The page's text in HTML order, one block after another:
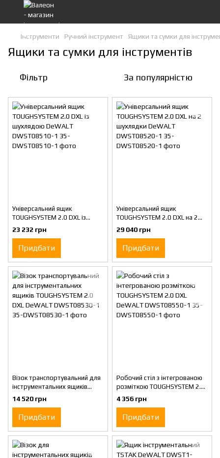
Інструменти Ручний інструмент Ящики та сумки для
Ящики та сумки для інструментів
Фільтр За популярністю
Універсальний ящик
TOUGHSYSTEM 2.0 DXL із
шухлядою DeWALT
DWST08510-1
23 232 грн
Придбати
Універсальний ящик
TOUGHSYSTEM 2.0 DXL на 2
шухлядки DeWALT
DWST08520-1
29 040 грн
Придбати
Візок транспортувальний для
інструментальних ящиків
TOUGHSYSTEM 2.0 DXL
DeWALT DWST08530-1
14 520 грн
Придбати
Робочий стіл з інтегрованою
розміткою TOUGHSYSTEM 2.0
DXL DeWALT DWST08550-1
4 356 грн
Придбати